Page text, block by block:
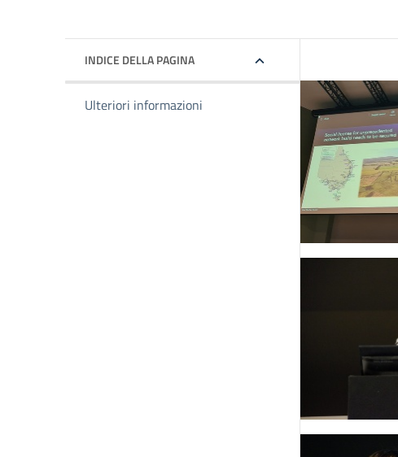
INDICE DELLA PAGINA
Ulteriori informazioni